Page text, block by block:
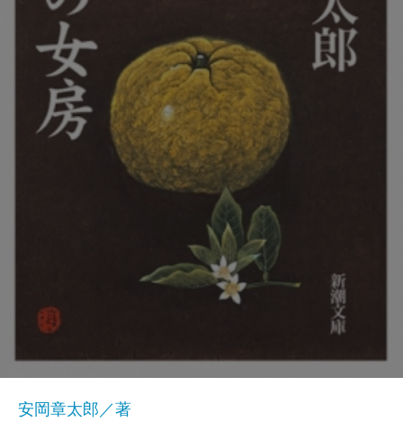
安岡章太郎／著